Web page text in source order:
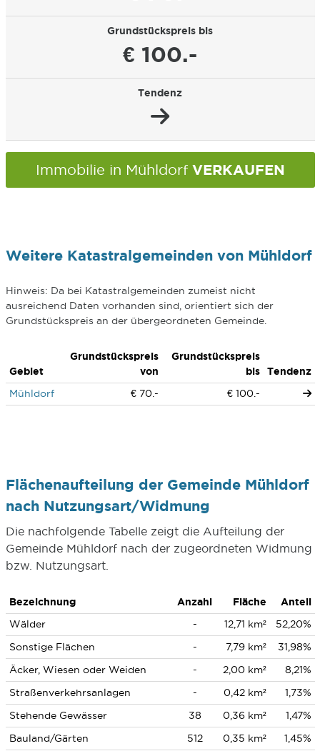
Grundstückspreis bis
€ 100.-
Tendenz
Immobilie in Mühldorf VERKAUFEN
Weitere Katastralgemeinden von Mühldorf
Hinweis: Da bei Katastralgemeinden zumeist nicht
ausreichend Daten vorhanden sind, orientiert sich der
Grundstückspreis an der übergeordneten Gemeinde.
Gebiet
Grundstückspreis
von
Grundstückspreis
bis
Tendenz
Mühldorf
€ 70.- € 100.-
Flächenaufteilung der Gemeinde Mühldorf
nach Nutzungsart/Widmung
Die nachfolgende Tabelle zeigt die Aufteilung der
Gemeinde Mühldorf nach der zugeordneten Widmung
bzw. Nutzungsart.
Bezeichnung Anzahl Fläche
Anteil
Wälder
- 12,71 km²
52,20%
Sonstige Flächen
- 7,79 km²
31,98%
Äcker, Wiesen oder Weiden
- 2,00 km²
8,21%
Straßenverkehrsanlagen
- 0,42 km²
1,73%
Stehende Gewässer
38 0,36 km²
1,47%
Bauland/Gärten
512 0,35 km² 1,45%